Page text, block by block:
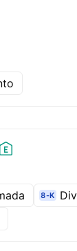
8-K